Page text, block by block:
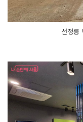
선정릉